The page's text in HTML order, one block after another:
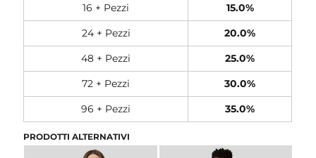
16 + Pezzi
15.0%
24 + Pezzi
20.0%
48 + Pezzi
25.0%
72 + Pezzi
30.0%
96 + Pezzi
35.0%
PRODOTTI ALTERNATIVI